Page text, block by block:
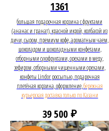
1361
большая подарочная корзина с фруктами
(ананас и гранат), красной икрой, колбасой из
дичи, сыром, премиум кофе, ароматным чаем,
шоколадом и шоколадными конфетами,
отборными сухофруктами, орехами в меду,
зефиром, отборными чищенными орехами,
конфеты Lindor россыпью, подарочная
плетёная корзина, оформление,бережная
курьерская доставка только по Казани
39 500 ₽